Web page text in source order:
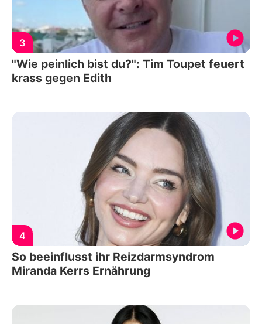
3
"Wie peinlich bist du?": Tim Toupet feuert
krass gegen Edith
4
So beeinflusst ihr Reizdarmsyndrom
Miranda Kerrs Ernährung